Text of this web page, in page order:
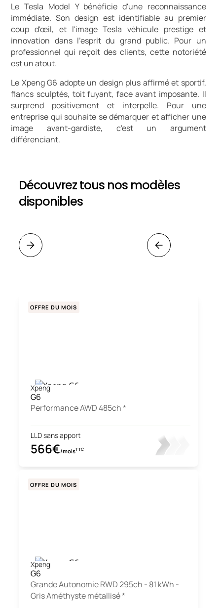
Le Tesla Model Y bénéficie d'une reconnaissance
immédiate. Son design est identifiable au premier
coup d'œil, et l'image Tesla véhicule prestige et
innovation dans l'esprit du grand public. Pour un
professionnel qui reçoit des clients, cette notoriété
est un atout.
Le Xpeng G6 adopte un design plus affirmé et sportif,
flancs sculptés, toit fuyant, face avant imposante. Il
surprend positivement et interpelle. Pour une
entreprise qui souhaite se démarquer et afficher une
image avant-gardiste, c'est un argument
différenciant.
Découvrez tous nos modèles
disponibles
Xpeng
G6
Performance AWD 485ch *
LLD sans apport
566€/moisTTC
OFFRE DU MOIS
Xpeng
G6
Grande Autonomie RWD 295ch - 81 kWh -
Gris Améthyste métallisé *
OFFRE DU MOIS